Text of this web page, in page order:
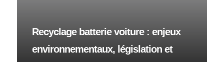
Recyclage batterie voiture : enjeux
environnementaux, législation et